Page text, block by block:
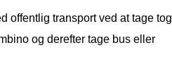
offentlig transport ved at tage tog
og derefter tage bus eller